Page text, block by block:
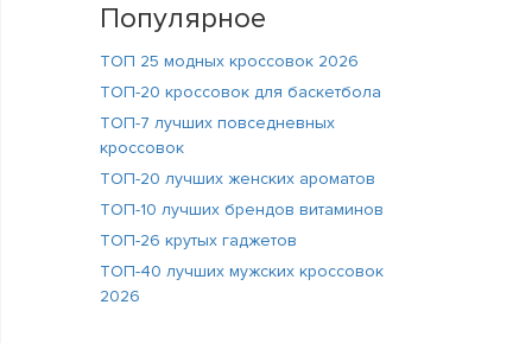
Популярное
ТОП 25 модных кроссовок 2026
ТОП-20 кроссовок для баскетбола
ТОП-7 лучших повседневных
кроссовок
ТОП-20 лучших женских ароматов
ТОП-10 лучших брендов витаминов
ТОП-26 крутых гаджетов
ТОП-40 лучших мужских кроссовок
2026